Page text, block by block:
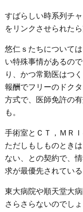
すばらしい時系列チ
をリンクさせられたら
悠仁ｓたちについて
い特殊事情があるの
り、かつ常勤医はつ
報酬でフリーのドク
方式で、医師免許の
も。
手術室とＣＴ，ＭＲ
ただしもしものとき
ない、との契約で、
求が最優先されてい
東大病院や順天堂大
さらさらないのでし